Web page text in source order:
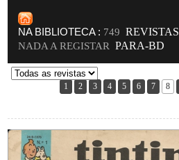
NA BIBLIOTECA : 749 REVISTAS
NADA A REGISTAR PARA-BD
1 2 3 4 5 6 7 8